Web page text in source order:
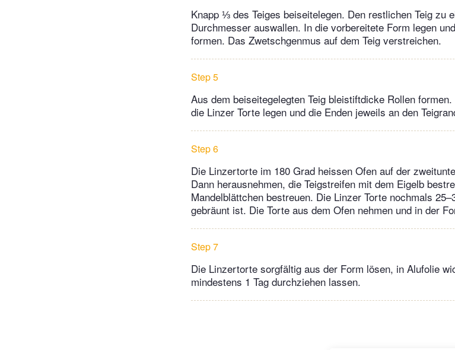
Knapp ⅓ des Teiges beiseitelegen. Den restlichen Teig zu
Durchmesser auswallen. In die vorbereitete Form legen
formen. Das Zwetschgenmus auf dem Teig verstreichen.
Step 5
Aus dem beiseitegelegten Teig bleistiftdicke Rollen
die Linzer Torte legen und die Enden jeweils an den
Step 6
Die Linzertorte im 180 Grad heissen Ofen auf der
Dann herausnehmen, die Teigstreifen mit dem Eigelb
Mandelblättchen bestreuen. Die Linzer Torte nochmals
gebräunt ist. Die Torte aus dem Ofen nehmen und in der
Step 7
Die Linzertorte sorgfältig aus der Form lösen, in Alufolie
mindestens 1 Tag durchziehen lassen.